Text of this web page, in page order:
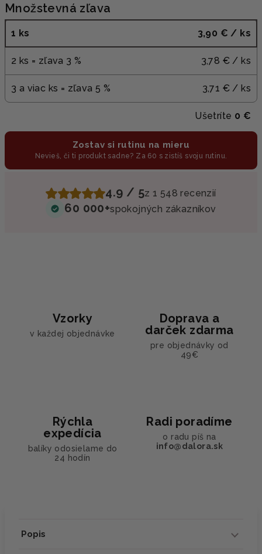
Množstevná zľava
1 ks 3,90 € / ks
2 ks = zľava 3 % 3,78 € / ks
3 a viac ks = zľava 5 % 3,71 € / ks
Ušetríte 0 €
Zostav si rutinu na mieru
Nevieš, či ti produkt sadne? Za 60 s zistíš svoju rutinu.
4.9 / 5z 1 548 recenzií
60 000+spokojných zákazníkov
Vzorky
v každej objednávke
Doprava a
darček zdarma
pre objednávky od
49€
Rýchla
expedícia
balíky odosielame do
24 hodín
Radi poradíme
o radu píš na
info@dalora.sk
Popis